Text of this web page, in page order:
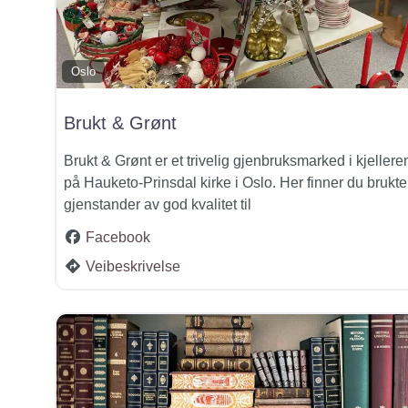
Oslo
Brukt & Grønt
Brukt & Grønt er et trivelig gjenbruksmarked i
på Hauketo-Prinsdal kirke i Oslo. Her finner du brukte
gjenstander av god kvalitet til
Facebook
Veibeskrivelse